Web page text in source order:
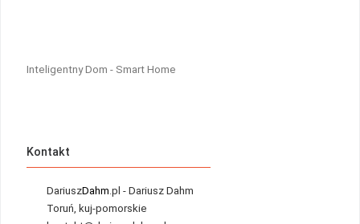
Inteligentny Dom - Smart Home
Kontakt
DariuszDahm .pl - Dariusz Dahm
Toruń, kuj-pomorskie